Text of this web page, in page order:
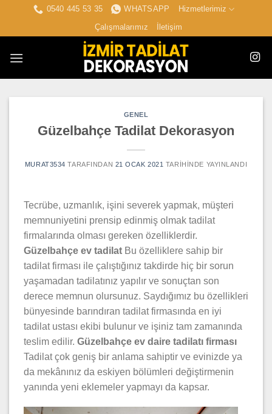
0540 445 53 35 WHATSAPP
Hizmetlerimiz
Çalışmalarımız
İletişim
GENEL
Güzelbahçe Tadilat Dekorasyon
MURAT3534 TARAFINDAN 21 OCAK 2021 TARIHINDE YAYINLANDI
Tecrübe, uzmanlık, işini severek yapmak, müşteri
memnuniyetini prensip edinmiş olmak tadilat
firmalarında olması gereken özelliklerdir.
Güzelbahçe ev tadilat Bu özelliklere sahip bir
tadilat firması ile çalıştığınız takdirde hiç bir sorun
yaşamadan tadilatınız yapılır ve sonuçtan son
derece memnun olursunuz. Saydığımız bu özellikleri
bünyesinde barındıran tadilat firmasında en iyi
tadilat ustası ekibi bulunur ve işiniz tam zamanında
teslim edilir. Güzelbahçe ev daire tadilatı firması
Tadilat çok geniş bir anlama sahiptir ve evinizde ya
da mekânınız da eskiyen bölümleri değiştirmenin
yanında yeni eklemeler yapmayı da kapsar.